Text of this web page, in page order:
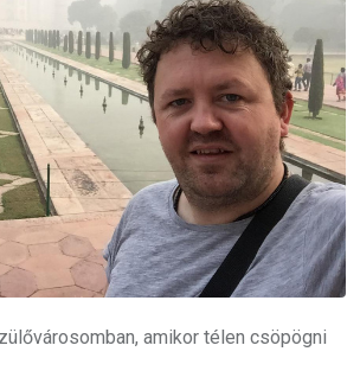
amikor télen csöpögni